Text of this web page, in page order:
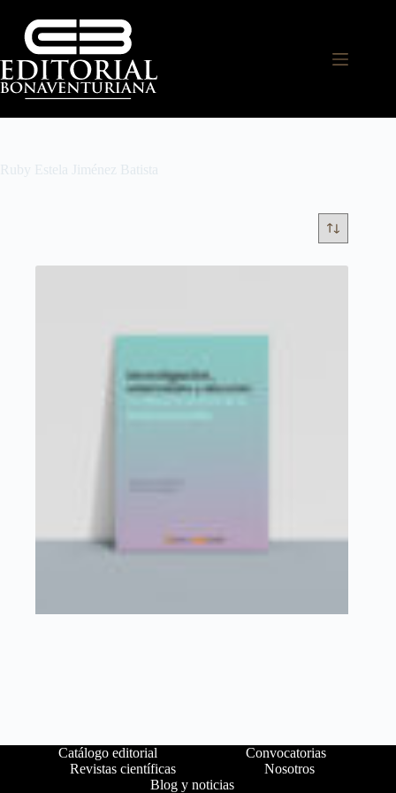
Ruby Estela Jiménez Batista
Catálogo editorial
Convocatorias
Revistas científicas
Nosotros
Blog y noticias